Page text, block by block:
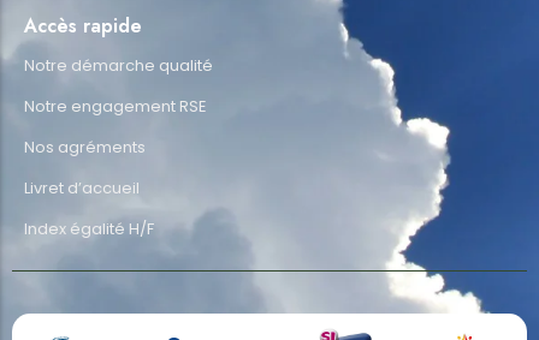
Accès rapide
Notre démarche qualité
Notre engagement RSE
Nos agréments
Livret d’accueil
Index égalité H/F